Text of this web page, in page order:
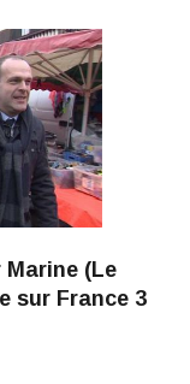
Marine (Le
sur France 3